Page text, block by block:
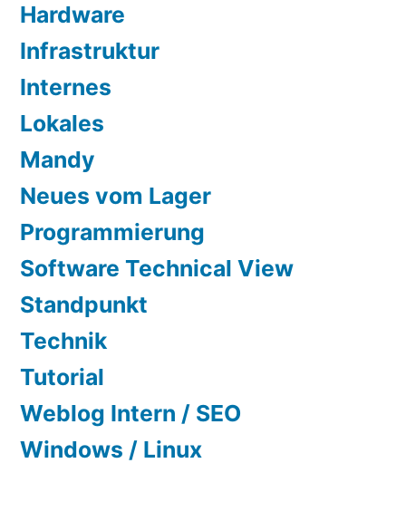
Hardware
Infrastruktur
Internes
Lokales
Mandy
Neues vom Lager
Programmierung
Software Technical View
Standpunkt
Technik
Tutorial
Weblog Intern / SEO
Windows / Linux